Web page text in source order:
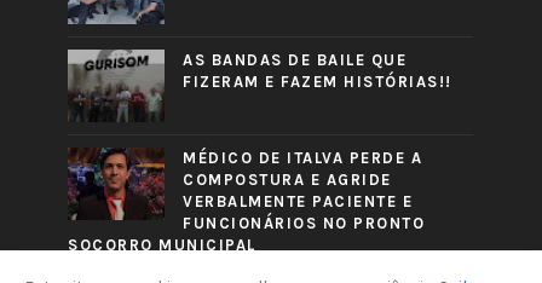
AS BANDAS DE BAILE QUE
FIZERAM E FAZEM HISTÓRIAS!!
MÉDICO DE ITALVA PERDE A
COMPOSTURA E AGRIDE
VERBALMENTE PACIENTE E
FUNCIONÁRIOS NO PRONTO
SOCORRO MUNICIPAL